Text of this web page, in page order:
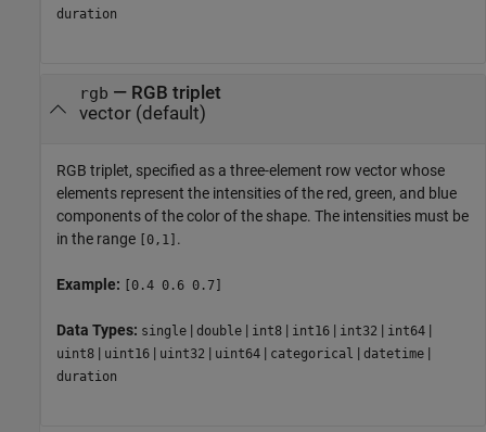
duration
rgb — RGB triplet
vector(default)
RGB triplet, specified as a three-element row vector whose
elements represent the intensities of the red, green, and blue
components of the color of the shape. The intensities must be
in the range
[0,1] .
Example: [0.4 0.6 0.7]
Data Types: single | double | int8 | int16 | int32 | int64 |
uint8 | uint16 | uint32 | uint64 | categorical | datetime |
duration